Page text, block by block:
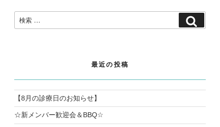
検
索:
索
最近の投稿
【8月の診療日のお知らせ】
☆新メンバー歓迎会＆BBQ☆